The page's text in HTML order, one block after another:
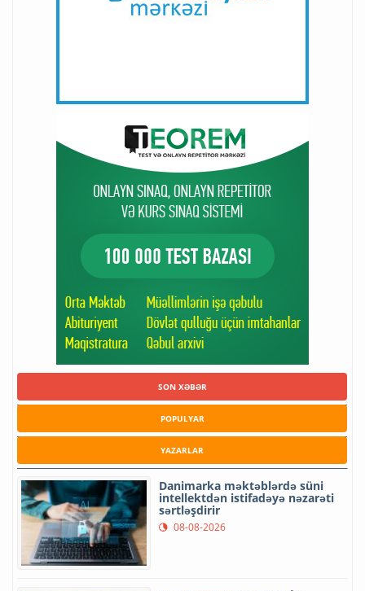
SON XƏBƏR
POPULYAR
YAZARLAR
Danimarka məktəblərdə süni
intellektdən istifadəyə nəzarəti
sərtləşdirir
08-08-2026